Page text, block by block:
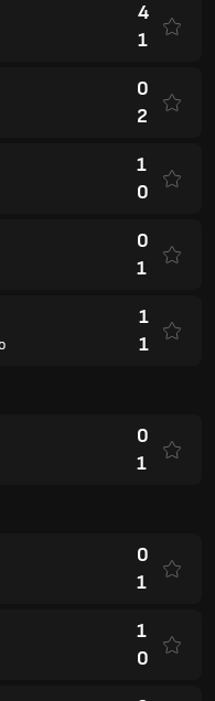
4
1
0
2
1
0
0
1
1
1
0
1
0
1
1
0